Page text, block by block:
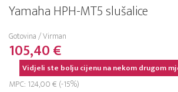
Yamaha HPH-MT5 slušalice
Gotovina / Virman
105,40 €
Vidjeli ste bolju cijenu na nekom drugom
MPC: 124,00 € (-15%)